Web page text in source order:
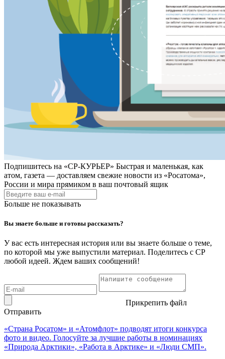
Подпишитесь на «СР-КУРЬЕР» Быстрая и маленькая, как
атом, газета — доставляем свежие новости из «Росатома»,
России и мира прямиком в ваш почтовый ящик
Больше не показывать
Вы знаете больше и готовы рассказать?
У вас есть интересная история или вы знаете больше о теме,
по которой мы уже выпустили материал. Поделитесь с СР
любой идеей. Ждем ваших сообщений!
Прикрепить файл
Отправить
«Страна Росатом» и «Атомфлот» подводят итоги конкурса
фото и видео. Голосуйте за лучшие работы в номинациях
«Природа Арктики», «Работа в Арктике» и «Люди СМП».